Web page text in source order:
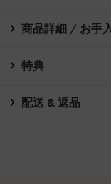
商品詳細 / お手
特典
配送 & 返品